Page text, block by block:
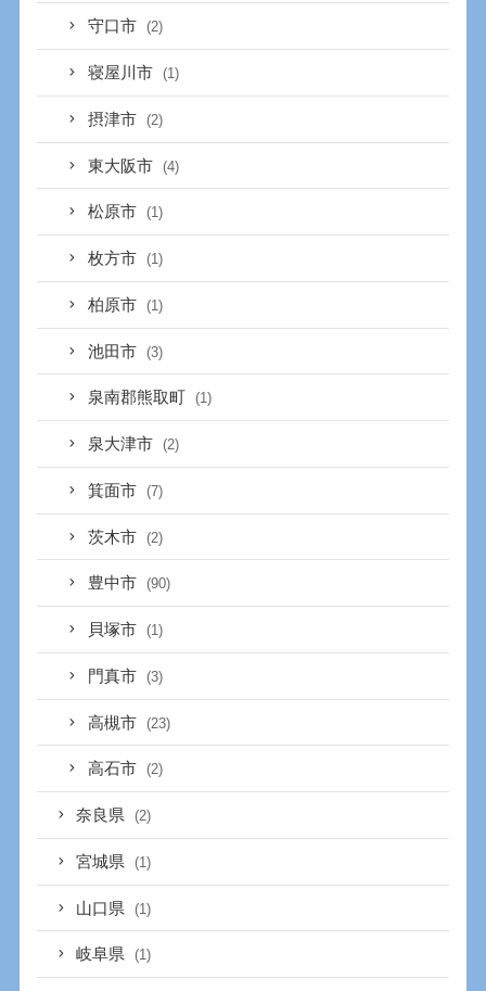
守口市 (2)
寝屋川市 (1)
摂津市 (2)
東大阪市 (4)
松原市 (1)
枚方市 (1)
柏原市 (1)
池田市 (3)
泉南郡熊取町 (1)
泉大津市 (2)
箕面市 (7)
茨木市 (2)
豊中市 (90)
貝塚市 (1)
門真市 (3)
高槻市 (23)
高石市 (2)
奈良県 (2)
宮城県 (1)
山口県 (1)
岐阜県 (1)